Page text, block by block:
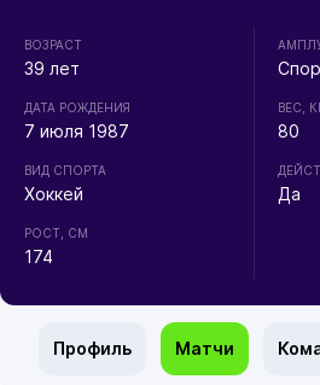
ВОЗРАСТ
39 лет
ДАТА РОЖДЕНИЯ
7 июля 1987
ВИД СПОРТА
Хоккей
РОСТ, СМ
174
ВЕС,
80
Да
Профиль Матчи